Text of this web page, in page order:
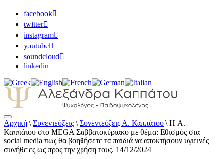
facebook
twitter
instagram
youtube
soundcloud
linkedin
Αλεξάνδρα Καππάτου Ψυχολόγος –
Παιδοψυχολόγος
Αρχική \ Συνεντεύξεις \ Συνεντεύξεις Α. Καππάτου \ H Α.
Καππάτου στο MEGA Σαββατοκύριακο με θέμα: Εθισμός στα
social media πως θα βοηθήσετε τα παιδιά να αποκτήσουν υγιεινές
συνήθειες ως προς την χρήση τους. 14/12/2024